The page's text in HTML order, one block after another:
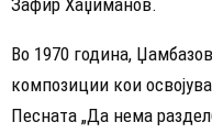
Во 1970 година,
композиции кои
Песната „Да нема